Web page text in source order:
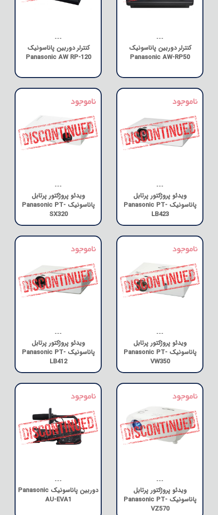
---
کنترلر دوربین پاناسونیک
Panasonic AW-RP50
---
کنترلر دوربین پاناسونیک
Panasonic AW RP-120
---
ویدئو پروژکتور پرتابل
پاناسونیک Panasonic PT-
LB423
---
ویدئو پروژکتور پرتابل
پاناسونیک Panasonic PT-
SX320
---
ویدئو پروژکتور پرتابل
پاناسونیک Panasonic PT-
VW350
---
ویدئو پروژکتور پرتابل
پاناسونیک Panasonic PT-
LB412
---
ویدئو پروژکتور پرتابل
پاناسونیک Panasonic PT-
VZ570
---
دوربین پاناسونیک Panasonic
AU-EVA1